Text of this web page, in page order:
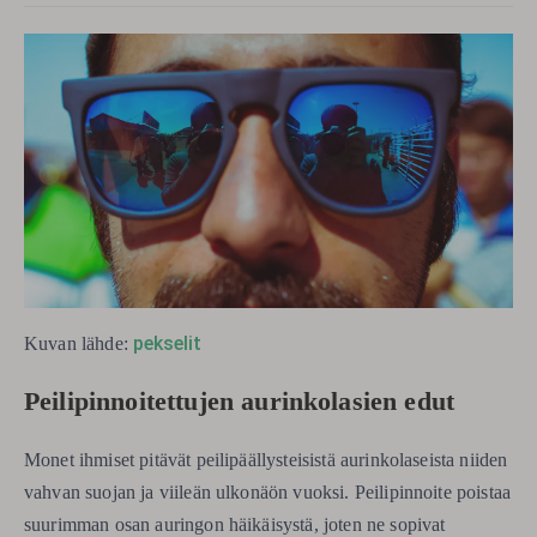
Kuvan lähde: pekselit
Peilipinnoitettujen aurinkolasien edut
Monet ihmiset pitävät peilipäällysteisistä aurinkolaseista niiden
vahvan suojan ja viileän ulkonäön vuoksi. Peilipinnoite poistaa
suurimman osan auringon häikäisystä, joten ne sopivat